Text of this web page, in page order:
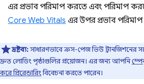
এর প্রভাব পরিমাপ করতে এবং পরিমাপ
Core Web Vitals এর উপর প্রভাব
দ্রষ্টব্য:সাধারণভাবে ক্রস-পেজ ভিউ ট্রানজিশনের
দ্রুত লোডিং পৃষ্ঠাগুলির প্রয়োজন। এর জন্য আপনি
করে প্রিরেন্ডারিংবিবেচনা করতে পারেন।